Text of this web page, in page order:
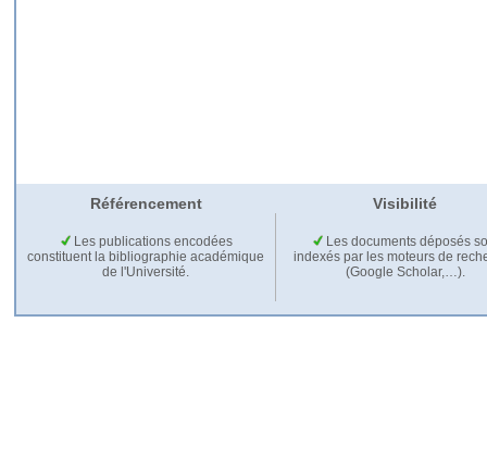
Référencement Visibilité
Les publications encodées
constituent la bibliographie académique
de l'Université.
Les documents déposés
indexés par les moteurs de
(Google Scholar,…).